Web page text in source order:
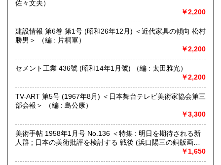
グラフィックデザイン、イラストレーション、プロダクトデ
ザイン、建築、インテリアデザイン、美術、工芸、広告、写
佐々文夫）
￥2,200
建設情報 第6巻 第1号 (昭和26年12月) ＜近代家具の傾向 松村
勝男＞ （編 : 片桐軍）
￥2,200
セメント工業 436號 (昭和14年1月號) （編 : 太田雅光）
￥2,200
TV-ART 第5号 (1967年8月) ＜日本舞台テレビ美術家協会第三
部会報＞ （編 : 島公康）
￥3,300
美術手帖 1958年1月号 No.136 ＜特集 : 明日を期待される新
人群 ; 日本の美術批評を検討する 戦後 (浜口陽三の銅版画
; 文 : 滝口修造、竹林賢ほか）
￥1,650